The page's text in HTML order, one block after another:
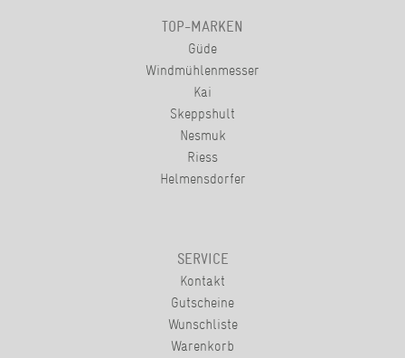
TOP-MARKEN
Güde
Windmühlenmesser
Kai
Skeppshult
Nesmuk
Riess
Helmensdorfer
SERVICE
Kontakt
Gutscheine
Wunschliste
Warenkorb